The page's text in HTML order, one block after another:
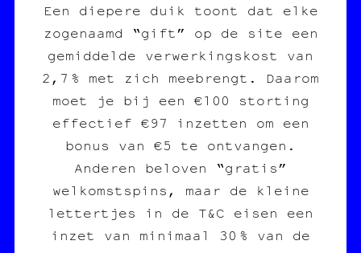
Een diepere duik toont dat elke
zogenaamd “gift” op de site een
gemiddelde verwerkingskost van
2,7 % met zich meebrengt. Daarom
moet je bij een €100 storting
effectief €97 inzetten om een
bonus van €5 te ontvangen.
Anderen beloven “gratis”
welkomstspins, maar de kleine
lettertjes in de T&C eisen een
inzet van minimaal 30 % van de